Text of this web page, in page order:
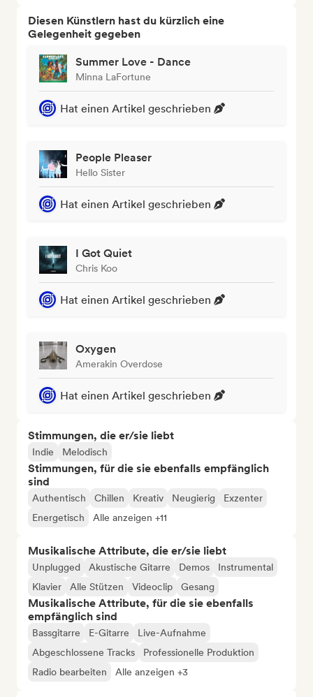
Diesen Künstlern hast du kürzlich eine
Gelegenheit gegeben
Summer Love - Dance
Minna LaFortune
Hat einen Artikel geschrieben
People Pleaser
Hello Sister
Hat einen Artikel geschrieben
I Got Quiet
Chris Koo
Hat einen Artikel geschrieben
Oxygen
Amerakin Overdose
Hat einen Artikel geschrieben
Stimmungen, die er/sie liebt
Indie Melodisch
Stimmungen, für die sie ebenfalls empfänglich
sind
Authentisch Chillen Kreativ Neugierig
Exzenter
Energetisch
Alle anzeigen +11
Musikalische Attribute, die er/sie liebt
Unplugged Akustische Gitarre Demos
Instrumental
Klavier
Alle Stützen Videoclip Gesang
Musikalische Attribute, für die sie ebenfalls
empfänglich sind
Bassgitarre E-Gitarre
Live-Aufnahme
Abgeschlossene Tracks
Professionelle Produktion
Radio bearbeiten
Alle anzeigen +3